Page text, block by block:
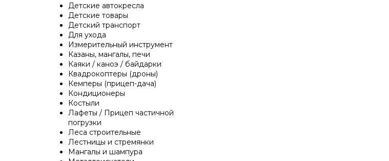
Детские автокресла
Детские товары
Детский транспорт
Для ухода
Измерительный инструмент
Казаны, мангалы, печи
Каяки / каноэ / байдарки
Квадрокоптеры (дроны)
Кемперы (прицеп-дача)
Кондиционеры
Костыли
Лафеты / Прицеп частичной
погрузки
Леса строительные
Лестницы и стремянки
Мангалы и шампура